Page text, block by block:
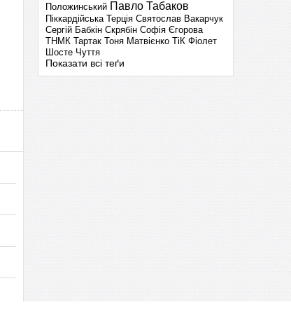
Положинський Павло Табаков
Піккардійська Терція Святослав Вакарчук
Сергій Бабкін Скрябін Софія Єгорова
ТНМК Тартак Тоня Матвієнко ТіК Фіолет
Шосте Чуття
Показати всі теґи